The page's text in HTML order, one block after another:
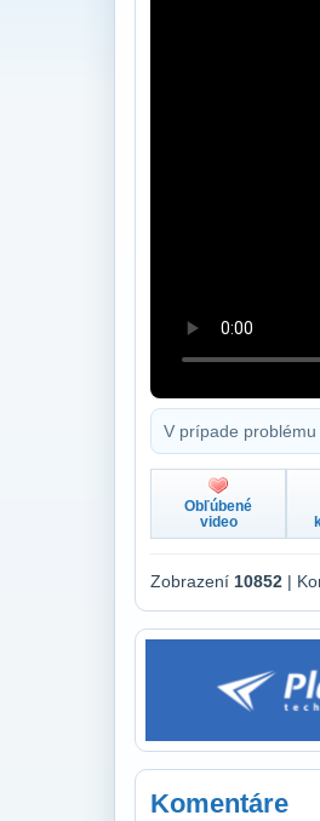
V prípade
Obľúbené
video
Zobrazení 10852 |
Komentáre